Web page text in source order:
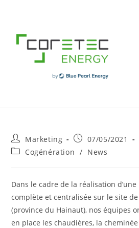
content
Post
author:
Marketing
Post
published:
07/05/2021
PostCogénération / News
Dans le cadre de la réalisation
complète et centralisée sur le site
(province du Hainaut), nos équipes
en place les chaudières, la